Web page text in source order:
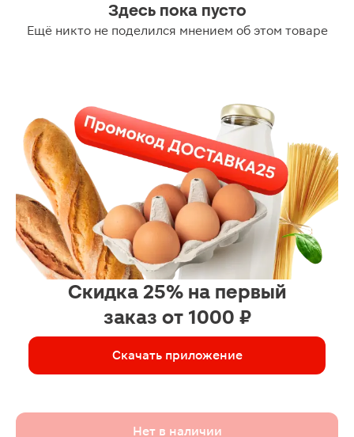
Здесь пока пусто
Ещё никто не поделился мнением об этом товаре
Скидка 25% на первый
заказ от 1000 ₽
Скачать приложение
Нет в наличии